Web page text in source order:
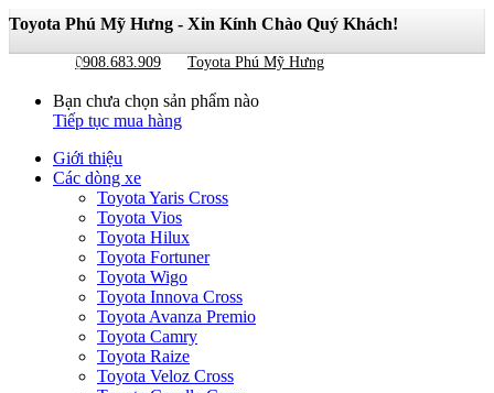
Toyota Phú Mỹ Hưng - Xin Kính Chào Quý Khách!
0908.683.909 Toyota Phú Mỹ Hưng
0
Bạn chưa chọn sản phẩm nào
Tiếp tục mua hàng
Giới thiệu
Các dòng xe
Toyota Yaris Cross
Toyota Vios
Toyota Hilux
Toyota Fortuner
Toyota Wigo
Toyota Innova Cross
Toyota Avanza Premio
Toyota Camry
Toyota Raize
Toyota Veloz Cross